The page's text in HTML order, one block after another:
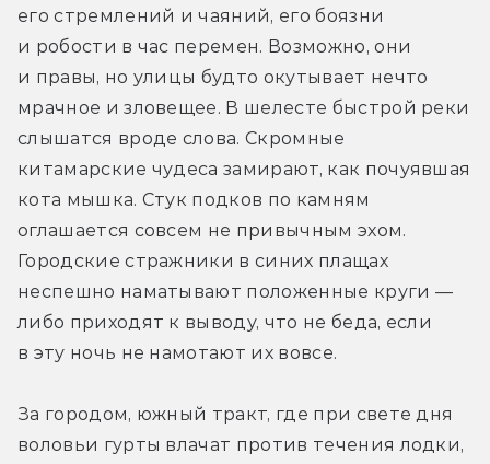
его стремлений и чаяний, его боязни
и робости в час перемен. Возможно, они
и правы, но улицы будто окутывает нечто
мрачное и зловещее. В шелесте быстрой реки
слышатся вроде слова. Скромные
китамарские чудеса замирают, как почуявшая
кота мышка. Стук подков по камням
оглашается совсем не привычным эхом.
Городские стражники в синих плащах
неспешно наматывают положенные круги —
либо приходят к выводу, что не беда, если
в эту ночь не намотают их вовсе.
За городом, южный тракт, где при свете дня
воловьи гурты влачат против течения лодки,